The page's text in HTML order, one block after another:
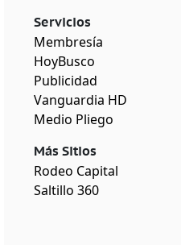
Servicios
Membresía
HoyBusco
Publicidad
Vanguardia HD
Medio Pliego
Más Sitios
Rodeo Capital
Saltillo 360